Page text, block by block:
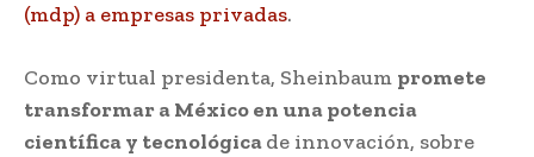
(mdp) a empresas privadas.
Como virtual presidenta, Sheinbaum promete
transformar a México en una potencia
científica y tecnológicade innovación, sobre